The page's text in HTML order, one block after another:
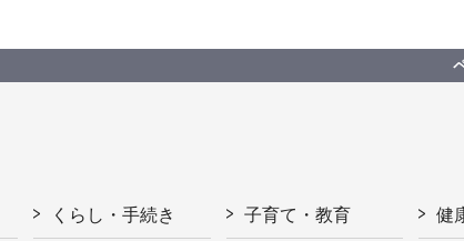
くらし・手続き 子育て・教育 健